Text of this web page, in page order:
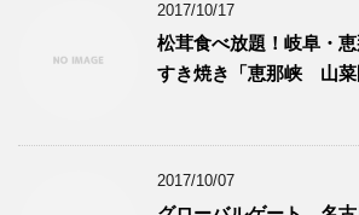
2017/10/17
松茸食べ放題！岐阜・
すき焼き「恵那峡 山菜
2017/10/07